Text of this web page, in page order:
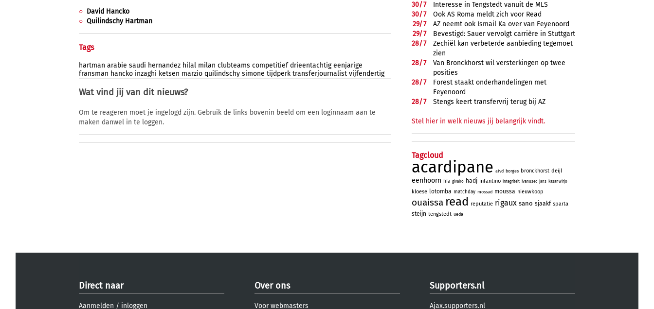
David Hancko
Quilindschy Hartman
Tags
hartman arabie saudi hernandez hilal milan clubteams competitief drieentachtig eenjarige
fransman hancko inzaghi ketsen marzio quilindschy simone tijdperk transferjournalist vijfendertig
Wat vind jij van dit nieuws?
Om te reageren moet je ingelogd zijn. Gebruik de links bovenin beeld om een loginnaam aan te
maken danwel in te loggen.
30/7
Interesse in Tengstedt vanuit de MLS
30/7
Ook AS Roma meldt zich voor Read
29/7
AZ neemt ook Ismail Ka over van Feyenoord
29/7
Bevestigd: Sauer vervolgt carrière in Stuttgart
28/7
Zechiël kan verbeterde aanbieding tegemoet
zien
28/7
Van Bronckhorst wil versterkingen op twee
posities
28/7
Forest staakt onderhandelingen met
Feyenoord
28/7 Stengs keert transfervrij terug bij AZ
Stel hier in welk nieuws jij belangrijk vindt.
Tagcloud
acardipane aivd borges bronckhorst deijl
eenhoorn fifa givairo hadj infantino integriteit ivanusec jans kasanwirjo
kloese lotomba matchday mossad moussa nieuwkoop
ouaissa read reputatie rigaux sano sjaakf sparta
steijn tengstedt ueda
Direct naar
Aanmelden / inloggen
Over ons
Voor webmasters
Supporters.nl
Ajax.supporters.nl